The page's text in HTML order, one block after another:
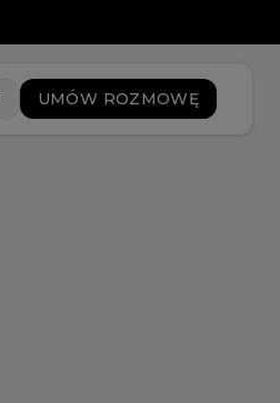
UMÓW ROZMOWĘ